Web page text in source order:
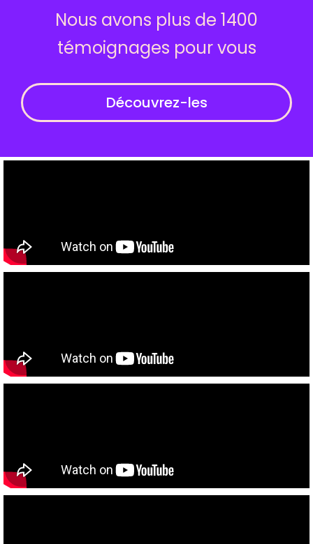
Nous avons plus de 1400
témoignages pour vous
Découvrez-les